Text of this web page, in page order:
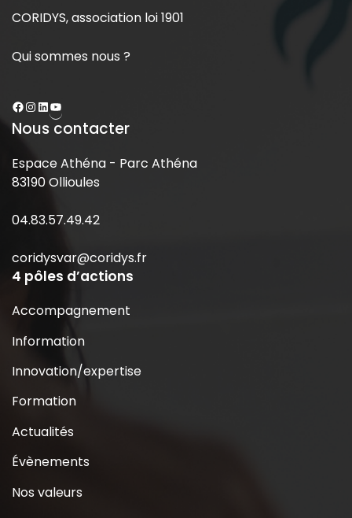
CORIDYS, association loi 1901
Qui sommes nous ?
Nous contacter
Espace Athéna - Parc Athéna
83190 Ollioules
04.83.57.49.42
coridysvar@coridys.fr
4 pôles d’actions
Accompagnement
Information
Innovation/expertise
Formation
Actualités
Évènements
Nos valeurs